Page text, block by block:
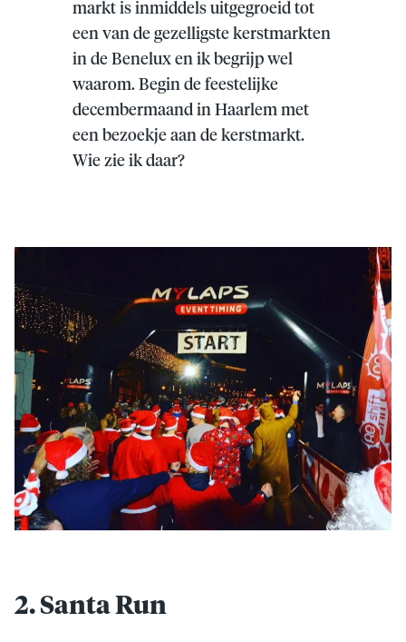
markt is inmiddels uitgegroeid tot
een van de gezelligste kerstmarkten
in de Benelux en ik begrijp wel
waarom. Begin de feestelijke
decembermaand in Haarlem met
een bezoekje aan de kerstmarkt.
Wie zie ik daar?
2. Santa Run